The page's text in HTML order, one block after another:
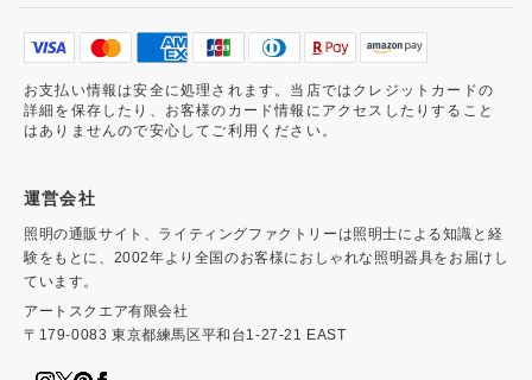
お支払い情報は安全に処理されます。当店ではクレジットカードの
詳細を保存したり、お客様のカード情報にアクセスしたりすること
はありませんので安心してご利用ください。
運営会社
照明の通販サイト、ライティングファクトリーは照明士による知識と経
験をもとに、2002年より全国のお客様におしゃれな照明器具をお届けし
ています。
アートスクエア有限会社
〒179-0083 東京都練馬区平和台1-27-21 EAST